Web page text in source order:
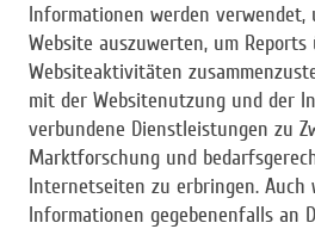
Informationen werden verwendet,
Website auszuwerten, um Reports
Websiteaktivitäten
mit der Websitenutzung und der
verbundene Dienstleistungen zu
Marktforschung und
Internetseiten zu erbringen. Auch
Informationen gegebenenfalls an